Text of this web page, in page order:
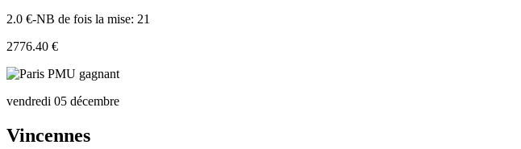
2.0 €-NB de fois la mise: 21
2776.40 €
vendredi 05 décembre
Vincennes